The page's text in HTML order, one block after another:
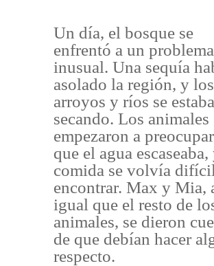
Un día, el bosque se
enfrentó a un problema
inusual. Una sequía
asolado la región, y los
arroyos y ríos se
secando. Los animales
empezaron a
que el agua
comida se volvía
encontrar. Max y Mia,
igual que el resto de
animales, se dieron
de que debían hacer
respecto.